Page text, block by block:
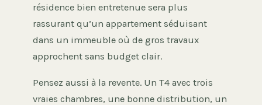
résidence bien entretenue sera plus
rassurant qu’un appartement séduisant
dans un immeuble où de gros travaux
approchent sans budget clair.
Pensez aussi à la revente. Un T4 avec trois
vraies chambres, une bonne distribution, un